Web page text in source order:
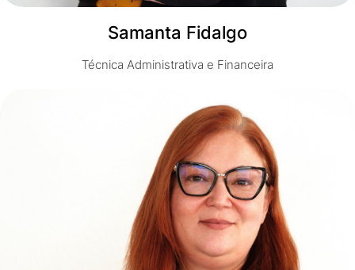
Samanta Fidalgo
Técnica Administrativa e Financeira